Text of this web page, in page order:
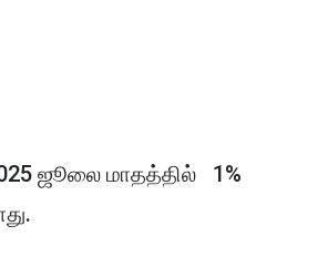
ஜூலை மாதத்தில் 1%